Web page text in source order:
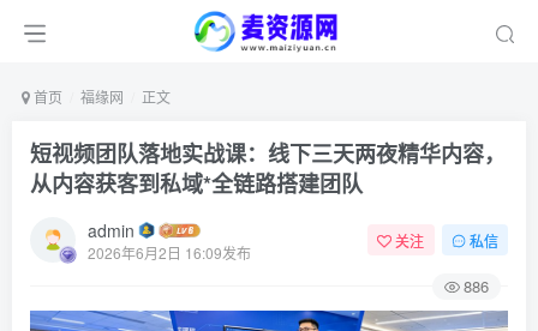
首页 福缘网 正文
短视频团队落地实战课：线下三天两夜精华内容，
从内容获客到私域*全链路搭建团队
admin
2026年6月2日 16:09发布
关注 私信
886